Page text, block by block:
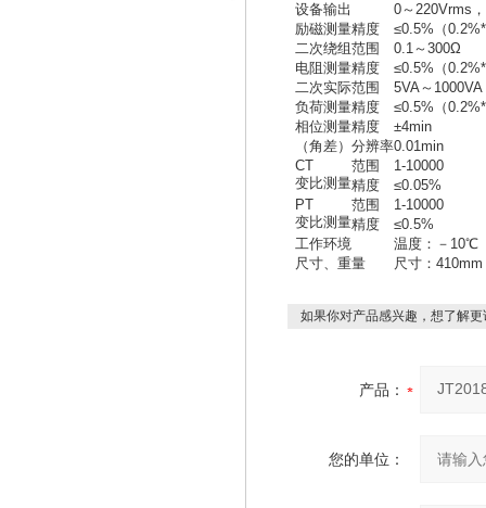
设备输出
0～220Vrms
励磁测量精度
≤0.5%（
二次绕组
电阻测量
范围
0.1～300Ω
精度
≤0.5%（
二次实际
负荷测量
范围
5VA～1000VA
精度
≤0.5%（
相位测量
（角差）
精度
±4min
分辨率0.01min
CT
变比测量
范围
1-10000
精度
≤0.05%
PT
变比测量
范围
1-10000
精度
≤0.5%
工作环境
温度：－10℃
尺寸、重量
尺寸：
如果你对产品感兴趣，想了解
产品：
您的单位：